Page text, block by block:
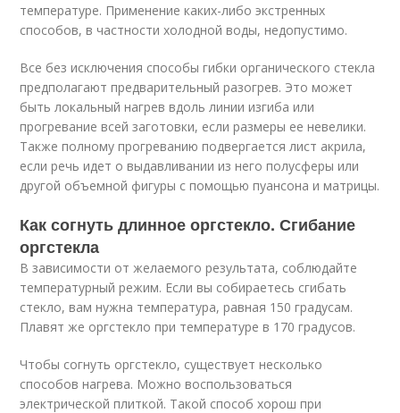
температуре. Применение каких-либо экстренных
способов, в частности холодной воды, недопустимо.
Все без исключения способы гибки органического стекла
предполагают предварительный разогрев. Это может
быть локальный нагрев вдоль линии изгиба или
прогревание всей заготовки, если размеры ее невелики.
Также полному прогреванию подвергается лист акрила,
если речь идет о выдавливании из него полусферы или
другой объемной фигуры с помощью пуансона и матрицы.
Как согнуть длинное оргстекло. Сгибание
оргстекла
В зависимости от желаемого результата, соблюдайте
температурный режим. Если вы собираетесь сгибать
стекло, вам нужна температура, равная 150 градусам.
Плавят же оргстекло при температуре в 170 градусов.
Чтобы согнуть оргстекло, существует несколько
способов нагрева. Можно воспользоваться
электрической плиткой. Такой способ хорош при